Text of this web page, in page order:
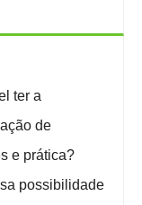
ter a
de
e prática?
possibilidade